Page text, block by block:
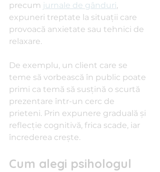
precum jurnale de gânduri,
expuneri treptate la situații care
provoacă anxietate sau tehnici de
relaxare.
De exemplu, un client care se
teme să vorbească în public poate
primi ca temă să susțină o scurtă
prezentare într-un cerc de
prieteni. Prin expunere graduală și
reflecție cognitivă, frica scade, iar
încrederea crește.
Cum alegi psihologul